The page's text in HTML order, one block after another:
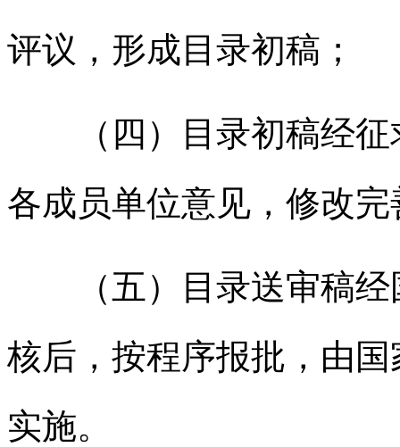
评议，形成目录初稿；
（四）目录初稿经
各成员单位意见，修改
（五）目录送审稿
核后，按程序报批，由
实施。